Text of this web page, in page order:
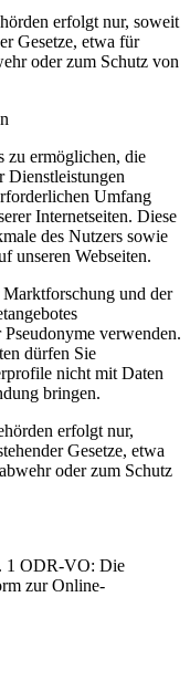
erfolgt nur, soweit
Gesetze, etwa für
oder zum Schutz von
zu ermöglichen, die
Dienstleistungen
Umfang
Internetseiten. Diese
des Nutzers sowie
unseren Webseiten.
und der
verwenden.
dürfen Sie
nicht mit Daten
bringen.
erfolgt nur,
Gesetze, etwa
oder zum Schutz
1 ODR-VO: Die
zur Online-